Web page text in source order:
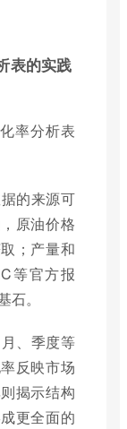
表的实践
率分析表
的来源可
原油价格
；产量和
等官方报
。
、季度等
反映市场
揭示结构
更全面的